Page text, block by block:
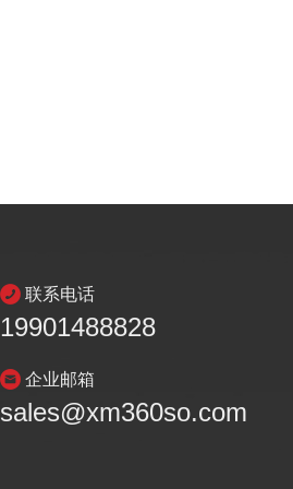
联系电话
19901488828
企业邮箱
sales@xm360so.com